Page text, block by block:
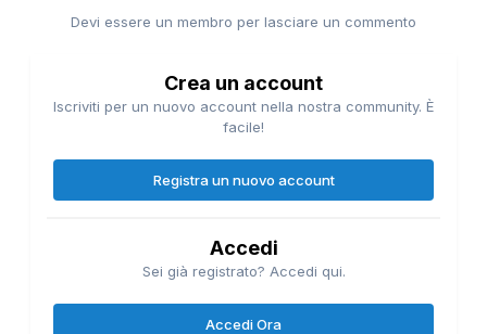
Devi essere un membro per lasciare un commento
Crea un account
Iscriviti per un nuovo account nella nostra community. È
facile!
Registra un nuovo account
Accedi
Sei già registrato? Accedi qui.
Accedi Ora